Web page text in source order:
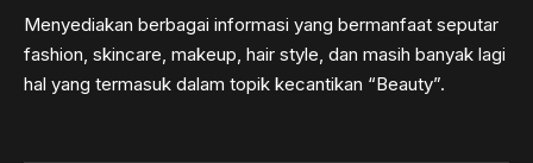
Menyediakan berbagai informasi yang bermanfaat seputar
fashion, skincare, makeup, hair style, dan masih banyak lagi
hal yang termasuk dalam topik kecantikan “Beauty”.